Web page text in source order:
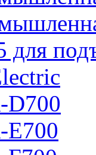
для
D700
E700